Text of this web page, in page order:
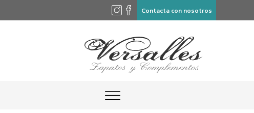
Contacta con nosotros